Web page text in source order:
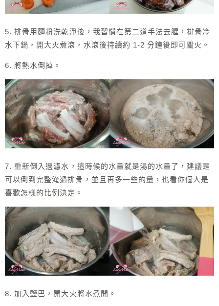
5. 排骨用麵粉洗乾淨後，我習慣在第二道手法去腥，排骨冷
水下鍋，開大火煮滾，水滾後持續約 1-2 分鐘後即可關火。
6. 將熱水倒掉。
7. 重新倒入過濾水，這時候的水量就是湯的水量了，建議是
可以倒到完整淹過排骨，並且再多一些的量，也看你個人是
喜歡怎樣的比例決定。
8. 加入鹽巴，開大火將水煮開。